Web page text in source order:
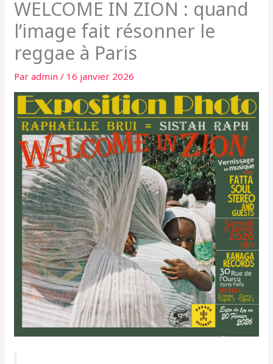
WELCOME IN ZION : quand
l’image fait résonner le
reggae à Paris
Paradmin/ 16 janvier 2026